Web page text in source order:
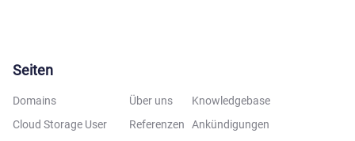
Seiten
Domains
Cloud Storage User
Über uns
Referenzen
Knowledgebase
Ankündigungen